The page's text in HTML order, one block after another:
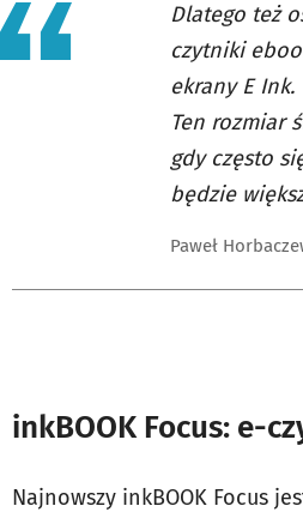
Dlatego też
czytniki
ekrany E
Ten rozmiar
gdy często
będzie
Paweł
inkBOOK Focus: e-
Najnowszy inkBOOK Focus